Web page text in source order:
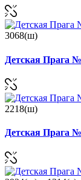
3068(ш)
Детская Прага
2218(ш)
Детская Прага